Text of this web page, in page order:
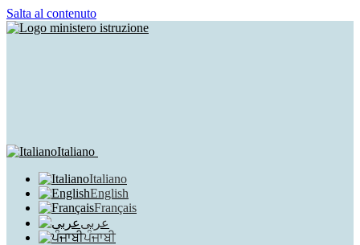
Salta al contenuto
Italiano
Italiano
English
Français
عربى
ਪੰਜਾਬੀ